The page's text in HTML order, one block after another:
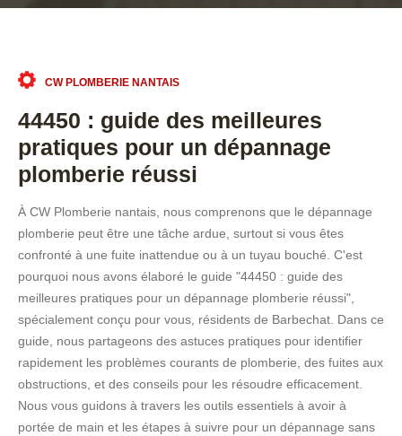
CW PLOMBERIE NANTAIS
44450 : guide des meilleures
pratiques pour un dépannage
plomberie réussi
À CW Plomberie nantais, nous comprenons que le dépannage
plomberie peut être une tâche ardue, surtout si vous êtes
confronté à une fuite inattendue ou à un tuyau bouché. C'est
pourquoi nous avons élaboré le guide "44450 : guide des
meilleures pratiques pour un dépannage plomberie réussi",
spécialement conçu pour vous, résidents de Barbechat. Dans ce
guide, nous partageons des astuces pratiques pour identifier
rapidement les problèmes courants de plomberie, des fuites aux
obstructions, et des conseils pour les résoudre efficacement.
Nous vous guidons à travers les outils essentiels à avoir à
portée de main et les étapes à suivre pour un dépannage sans